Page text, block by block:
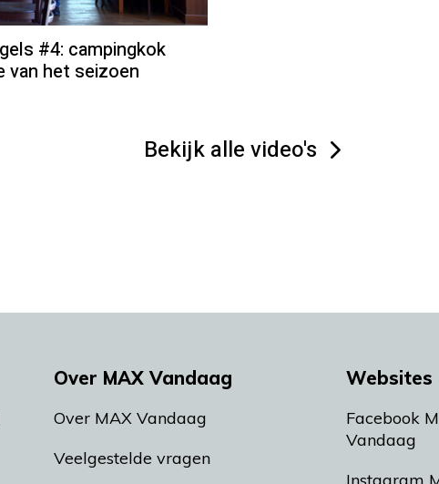
#4: campingkok
van het seizoen
Bekijk alle video's
Over MAX Vandaag
Over MAX Vandaag
Veelgestelde vragen
Websites
Facebook
Vandaag
Instagram